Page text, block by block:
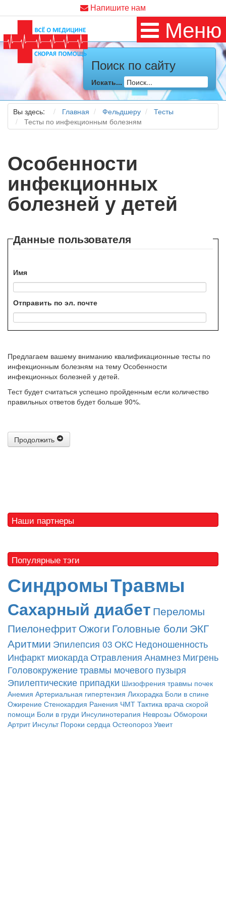
Напишите нам
Меню
Поиск по сайту
Искать...
Вы здесь: Главная Фельдшеру
Тесты
Тесты по инфекционным болезням
Особенности
инфекционных
болезней у детей
Данные пользователя
Имя
Отправить по эл. почте
Предлагаем вашему вниманию квалификационные тесты по
инфекционным болезням на тему Особенности
инфекционных болезней у детей.
Тест будет считаться успешно пройденным если количество
правильных ответов будет больше 90%.
Продолжить
Наши партнеры
Популярные тэги
СиндромыТравмы
Сахарный диабет Переломы
ПиелонефритОжоги Головные боли ЭКГ
Аритмии Эпилепсия 03 ОКС Недоношенность
Инфаркт миокарда Отравления Анамнез Мигрень
Головокружениетравмы мочевого пузыря
Эпилептические припадки Шизофрения травмы почек
Анемия Артериальная гипертензия Лихорадка Боли в спине
Ожирение Стенокардия Ранения ЧМТ Тактика врача скорой
помощи Боли в груди Инсулинотерапия Неврозы Обмороки
Артрит Инсульт Пороки сердца Остеопороз Увеит